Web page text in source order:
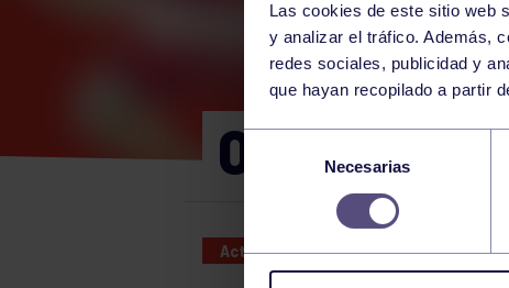
Las cookies de este sitio web
y analizar el tráfico. Además,
redes sociales, publicidad y
que hayan recopilado a partir
consentimiento
Necesarias
OLIMPIADA
Actividades deportivas 24 AUG